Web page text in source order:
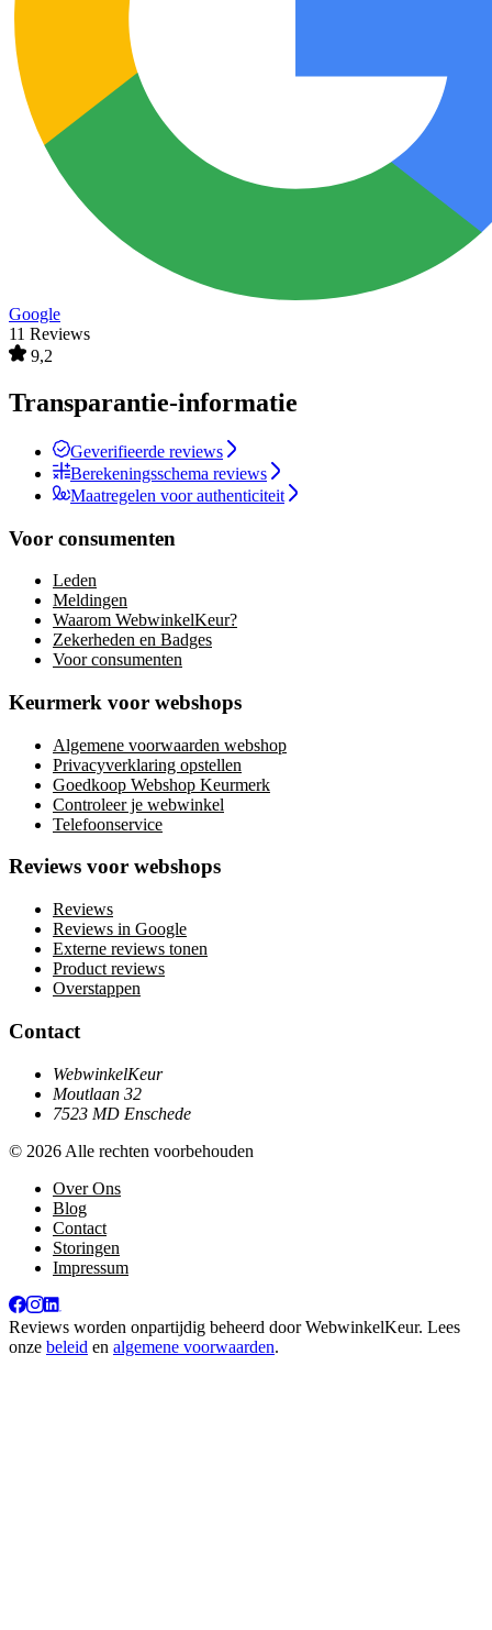
Google
11 Reviews
9,2
Transparantie-informatie
Geverifieerde reviews
Berekeningsschema reviews
Maatregelen voor authenticiteit
Voor consumenten
Leden
Meldingen
Waarom WebwinkelKeur?
Zekerheden en Badges
Voor consumenten
Keurmerk voor webshops
Algemene voorwaarden webshop
Privacyverklaring opstellen
Goedkoop Webshop Keurmerk
Controleer je webwinkel
Telefoonservice
Reviews voor webshops
Reviews
Reviews in Google
Externe reviews tonen
Product reviews
Overstappen
Contact
WebwinkelKeur
Moutlaan 32
7523 MD Enschede
© 2026 Alle rechten voorbehouden
Over Ons
Blog
Contact
Storingen
Impressum
Reviews worden onpartijdig beheerd doorWebwinkelKeur. Lees
onze beleid en algemene voorwaarden.